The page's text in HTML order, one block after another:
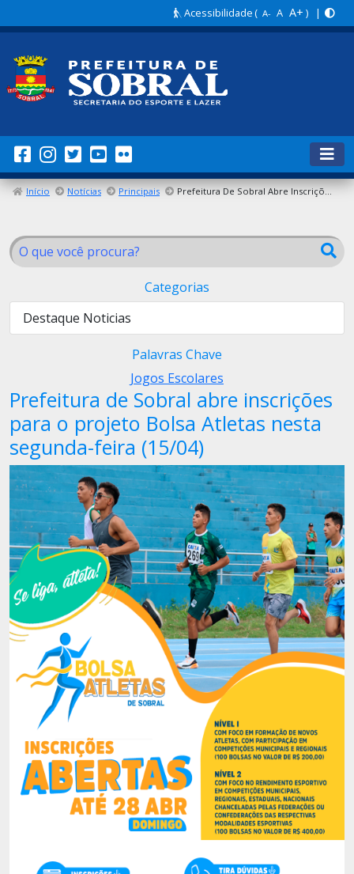
Acessibilidade( A- A A+ ) |
Início Notícias Principais Prefeitura De Sobral Abre Inscrições Para O Projeto Bolsa Atletas Nesta Segunda-Feira (15/04)
Categorias
Destaque Noticias
Palavras Chave
Jogos Escolares
Prefeitura de Sobral abre inscrições
para o projeto Bolsa Atletas nesta
segunda-feira (15/04)